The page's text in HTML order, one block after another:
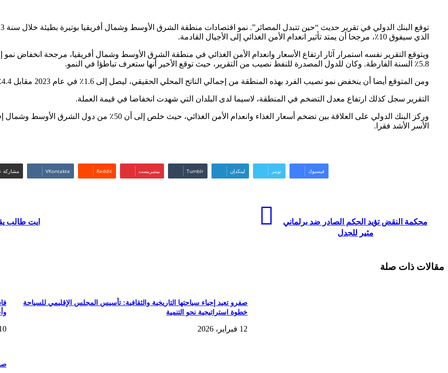
الذي سيفوق 10٪، مرجحا أن يمتد تأثير انعدام الأمن الغذائي إلى الأجيال القادمة.
5.8٪ السنة الفارطة. وكان للدول المصدرة للنفط نصيب من التقرير، حيث توقع الأخير أنها ستعرف تباطؤا في النمو.
ومن المتوقع أيضا أن ينخفض نمو نصيب الفرد بهذه المنطقة من إجمالي الناتج المحلي الحقيقي، ليصل إلى 1.6٪ في عام 2023 مقابل 4.4٪ في عام 2022.
التقرير سجل كذلك ارتفاع معدل التضخم في المنطقة، لاسيما لدى البلدان التي شهدت انخفاضا في قيمة العملة.
وركز البنك الدولي على العلاقة بين تضخم أسعار الغذاء وانعدام
الأسر الأشد فقرا.
فيسبوك تويتر لينكدإن بينتيريست مشاركة
ايت طالب
محكمة النقض تؤيد الحكم الصادر ضد برلماني
مثير للجدل
مقالات ذات صلة
10
صفرو تعيد إحياء سياحتها التاريخية والثقافية: تأسيس المجلس الإقليمي للسياحة
خطوة استراتيجية نحو التنمية
12 فبراير، 2026